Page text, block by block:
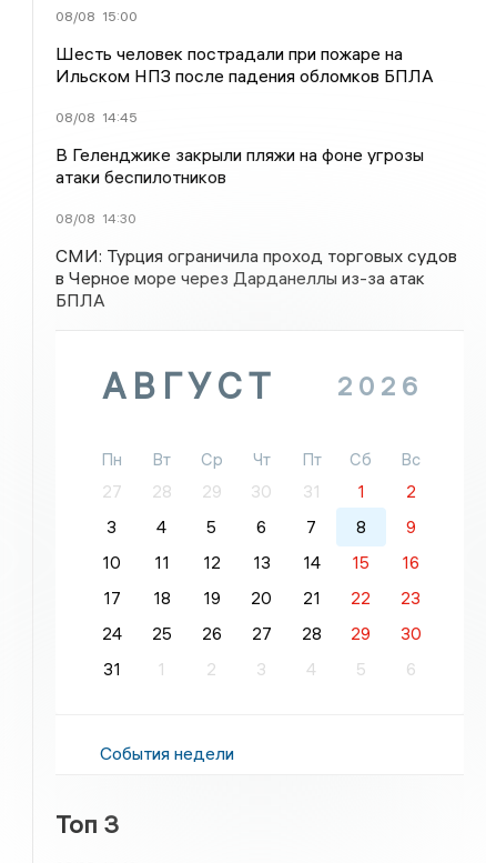
08/08 15:00
Шесть человек пострадали при пожаре на
Ильском НПЗ после падения обломков БПЛА
08/08 14:45
В Геленджике закрыли пляжи на фоне угрозы
атаки беспилотников
08/08 14:30
СМИ: Турция ограничила проход торговых судов
в Черное море через Дарданеллы из-за атак
БПЛА
АВГУСТ 2026
Пн Вт Ср Чт Пт Сб
Вс
27
28 29 30 31 1
2
3
4 5 6 7 8
9
10
11 12 13 14 15
16
17
18 19 20 21 22
23
24
25 26 27 28 29
30
31
1 2 3 4 5 6
События недели
Топ 3